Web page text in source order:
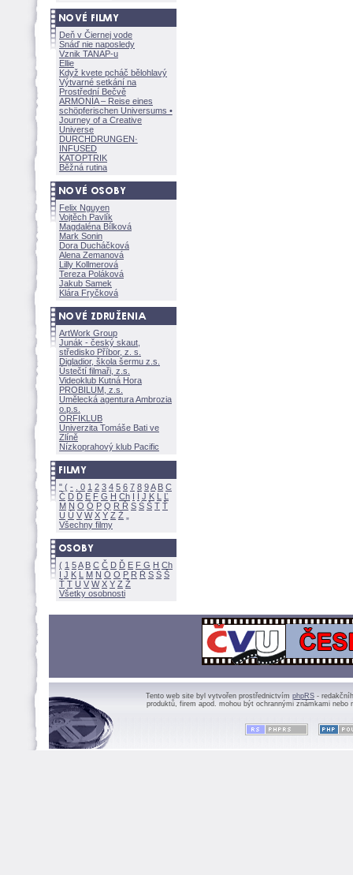
Deň v Čiernej vode
Snáď nie naposledy
Vznik TANAP-u
Ellie
Když kvete pcháč bělohlavý
Výtvarné setkání na
Prostřední Bečvě
ARMONÍA – Reise eines
schöpferischen Universums •
Journey of a Creative
Universe
DURCHDRUNGEN·
INFUSED
KATOPTRIK
Běžná rutina
Felix Nguyen
Vojtěch Pavlík
Magdaléna Bílkov
Mark Sonin
Dora Ducháčkov
Alena Zemanov
Lilly Kollmerov
Tereza Polákov
Jakub Samek
Klára Fryčkov
ArtWork Group
Junák - český skaut,
středisko Příbor, z. s.
Digladior, škola šermu z.s.
Ústečtí filmaři, z.s.
Videoklub Kutná Hora
PROBILUM, z.s.
Umělecká agentura Ambrozia
o.p.s.
ORFIKLUB
Univerzita Tomáše Bati ve
Zlíně
Nízkoprahový klub Pacific
" ( - 0 1 2 3 4 5 6 7 8 9A B C
Č D Ď E F G H Ch I Í J K L
Ľ
M N O Ó P Q R Ř S Ś T Ť
U Ú V W X Y Z
Všechny filmy
( 1 5A B C Č D Ď E F G H Ch
I J K L M N Ó O P R Ř S Ś
Ť T U V W X Y Z
Všetky osobnosti
Tento web site byl vytvořen prostřednictvím phpRS -
produktů, firem apod. mohou být ochrannými známkami